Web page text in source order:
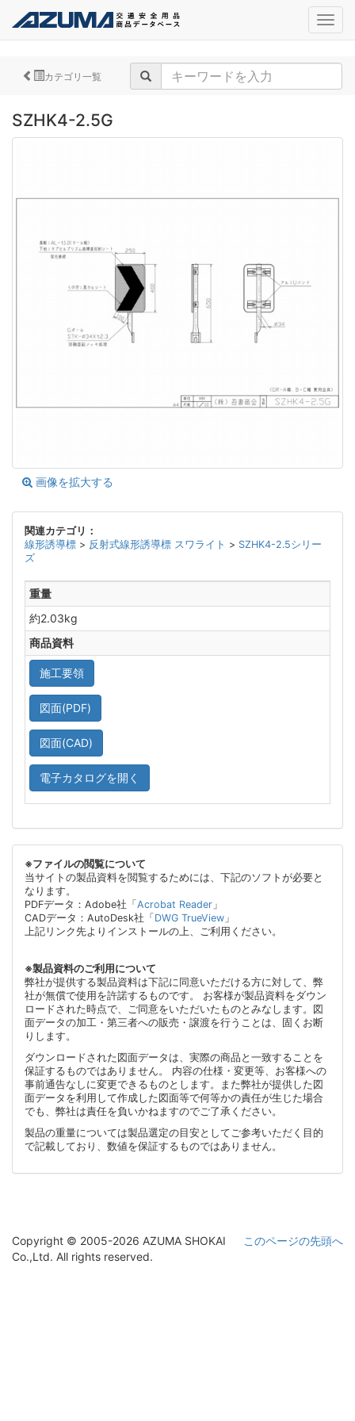
カテゴリ一覧
SZHK4-2.5G
画像を拡大する
関連カテゴリ：
線形誘導標 > 反射式線形誘導標 スワライト > SZHK4-2.5シリー
ズ
重量
約2.03kg
商品資料
施工要領
図面(PDF)
図面(CAD)
電子カタログを開く
※ファイルの閲覧について
当サイトの製品資料を閲覧するためには、下記のソフトが必要と
なります。
PDFデータ：Adobe社「 Acrobat Reader 」
CADデータ：AutoDesk社「 DWG TrueView 」
上記リンク先よりインストールの上、ご利用ください。
※製品資料のご利用について
弊社が提供する製品資料は下記に同意いただける方に対して、弊
社が無償で使用を許諾するものです。 お客様が製品資料をダウン
ロードされた時点で、ご同意をいただいたものとみなします。図
面データの加工・第三者への販売・譲渡を行うことは、固くお断
りします。
ダウンロードされた図面データは、実際の商品と一致することを
保証するものではありません。 内容の仕様・変更等、お客様への
事前通告なしに変更できるものとします。また弊社が提供した図
面データを利用して作成した図面等で何等かの責任が生じた場合
でも、弊社は責任を負いかねますのでご了承ください。
製品の重量については製品選定の目安としてご参考いただく目的
で記載しており、数値を保証するものではありません。
このページの先頭へ
Copyright © 2005-2026 AZUMA SHOKAI
Co.,Ltd. All rights reserved.